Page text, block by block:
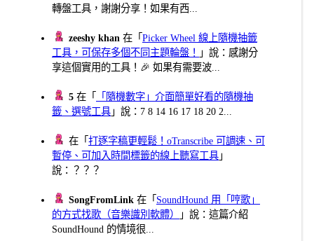
轉盤工具，謝謝分享！如果有西...
zeeshy khan 在「Picker Wheel 線上隨機抽籤
工具，可保存多個不同主題輪盤！
」說：感謝分
享這個實用的工具！🎉 如果有需要波...
5 在「
「隨機數字」介面簡單好看的隨機抽
籤、選號工具 」說：7 8 14 16 17 18 20 2...
在「打逐字稿更輕鬆！oTranscribe 可調速、可
暫停、可加入時間標籤的線上聽寫工具 」
說：？？？
SongFromLink 在「 SoundHound 用「哼歌」
的方式找歌（音樂識別軟體）
」說：這篇介紹
SoundHound 的情境很...